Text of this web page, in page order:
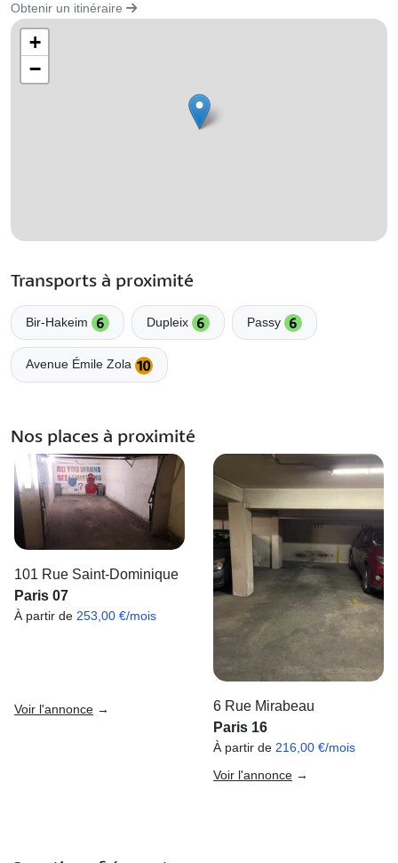
Obtenir un itinéraire
+
−
Transports à proximité
Bir-Hakeim Dupleix Passy
Avenue Émile Zola
Nos places à proximité
101 Rue Saint-Dominique
Paris 07
À partir de 253,00 €/mois
Voir l'annonce →
6 Rue Mirabeau
Paris 16
À partir de 216,00 €/mois
Voir l'annonce →